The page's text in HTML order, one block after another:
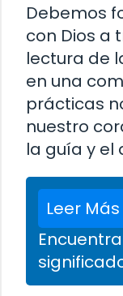
Debemos
con Dios a
lectura de
en una
prácticas
nuestro
la guía y el
Leer Más